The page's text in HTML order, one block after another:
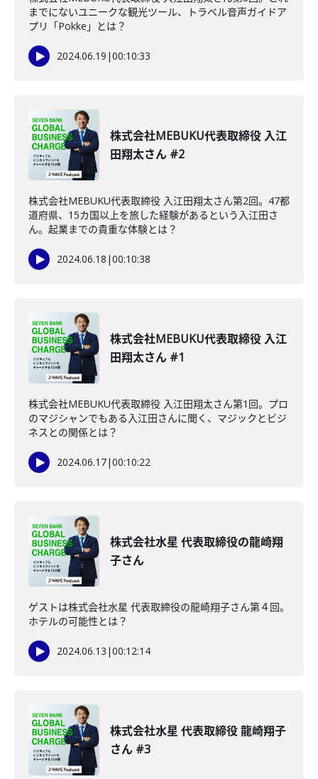
までにないユニークな観光ツール、トラベル音声ガイドア
プリ「Pokke」とは？
2024.06.19 |00:10:33
株式会社MEBUKU代表取締役 入江
田翔太さん #2
株式会社MEBUKU代表取締役 入江田翔太さん第2回。47都
道府県、15カ国以上を旅した経験があるという入江田さ
ん。起業までの貴重な体験とは？
2024.06.18 |00:10:38
株式会社MEBUKU代表取締役 入江
田翔太さん #1
株式会社MEBUKU代表取締役 入江田翔太さん第1回。プロ
のマジシャンでもある入江田さんに聞く、マジックとビジ
ネスとの関係とは？
2024.06.17|00:10:22
株式会社水星 代表取締役の龍崎翔
子さん
ゲストは株式会社水星 代表取締役の龍崎翔子さん第４回。
ホテルの可能性とは？
2024.06.13 |00:12:14
株式会社水星 代表取締役 龍崎翔子
さん #3